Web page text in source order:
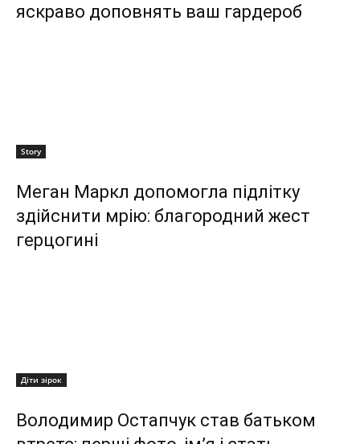
яскраво доповнять ваш гардероб
Story
Меган Маркл допомогла підлітку
здійснити мрію: благородний жест
герцогині
Діти зірок
Володимир Остапчук став батьком